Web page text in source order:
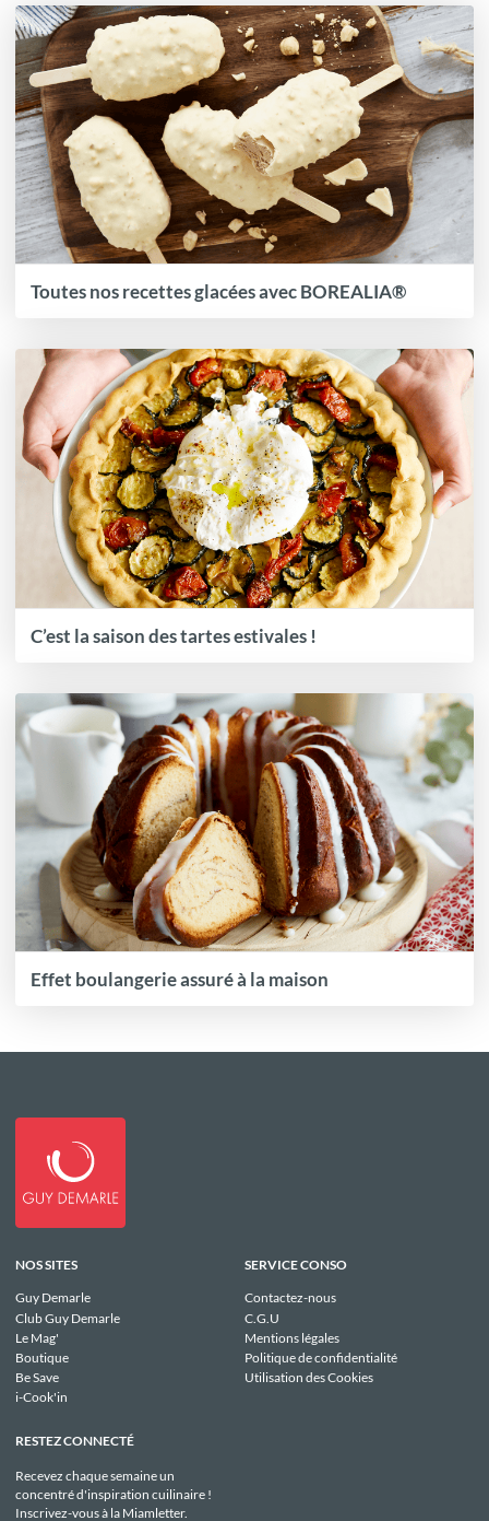
Toutes nos recettes glacées avec BOREALIA®
C’est la saison des tartes estivales !
Effet boulangerie assuré à la maison
NOS SITES
Guy Demarle
Club Guy Demarle
Le Mag'
Boutique
Be Save
i-Cook'in
SERVICE CONSO
Contactez-nous
C.G.U
Mentions légales
Politique de confidentialité
Utilisation des Cookies
RESTEZ CONNECTÉ
Recevez chaque semaine un
concentré d'inspiration cuilinaire !
Inscrivez-vous à la Miamletter.